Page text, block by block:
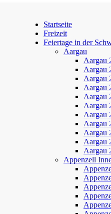
Startseite
Freizeit
Feiertage in der
Aargau
Aargau
Aargau
Aargau
Aargau
Aargau
Aargau
Aargau
Aargau
Aargau
Aargau
Aargau
Appenzell